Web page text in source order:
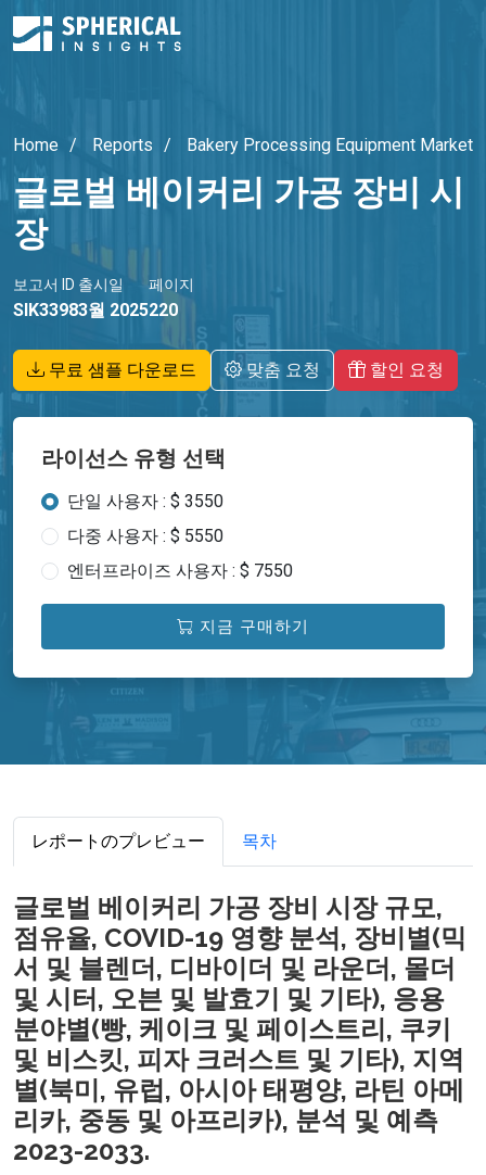
Home Reports Bakery Processing Equipment Market
글로벌 베이커리 가공 장비 시
장
보고서 ID
SIK3398
출시일
3월 2025
페이지
220
무료 샘플 다운로드 맞춤 요청 할인 요청
라이선스 유형 선택
단일 사용자 : $ 3550
다중 사용자 : $ 5550
엔터프라이즈 사용자 : $ 7550
지금 구매하기
レポートのプレビュー 목차
글로벌 베이커리 가공 장비 시장 규모,
점유율, COVID-19 영향 분석, 장비별(믹
서 및 블렌더, 디바이더 및 라운더, 몰더
및 시터, 오븐 및 발효기 및 기타), 응용
분야별(빵, 케이크 및 페이스트리, 쿠키
및 비스킷, 피자 크러스트 및 기타), 지역
별(북미, 유럽, 아시아 태평양, 라틴 아메
리카, 중동 및 아프리카), 분석 및 예측
2023-2033.